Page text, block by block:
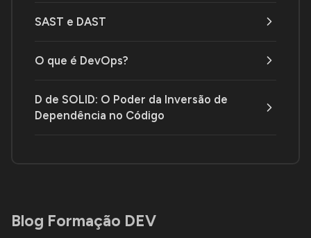
SAST e DAST
O que é DevOps?
D de SOLID: O Poder da Inversão de
Dependência no Código
Blog Formação DEV